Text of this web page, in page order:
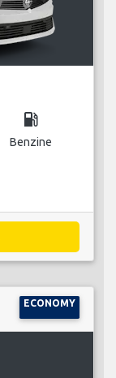
local_gas_station
Benzine
ECONOMY